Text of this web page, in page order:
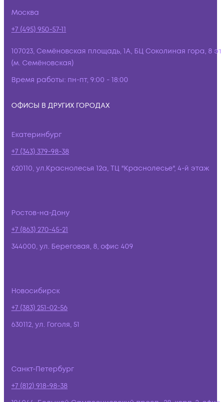
Москва
+7 (495) 950-57-11
107023, Семёновская площадь, 1А, БЦ Соколиная гора, 8
(м. Семёновская)
Время работы: пн-пт, 9:00 - 18:00
ОФИСЫ В ДРУГИХ ГОРОДАХ
Екатеринбург
+7 (343) 379-98-38
620110, ул.Краснолесья 12а, ТЦ "Краснолесье", 4-й этаж
Ростов-на-Дону
+7 (863) 270-45-21
344000, ул. Береговая, 8, офис 409
Новосибирск
+7 (383) 251-02-56
630112, ул. Гоголя, 51
Санкт-Петербург
+7 (812) 918-98-38